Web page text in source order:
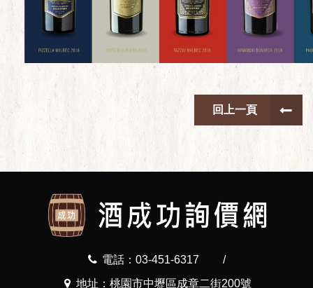
回上一頁
電話：03-451-6317
/
地址：桃園市中壢區成章二街200號